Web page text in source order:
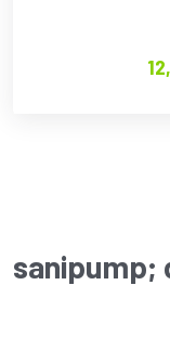
sanipump;